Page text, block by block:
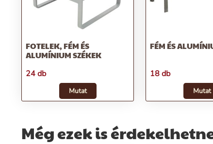
FOTELEK, FÉM ÉS
ALUMÍNIUM SZÉKEK
24 db
Mutat
FÉM ÉS
18 db
Mutat
Még ezek is